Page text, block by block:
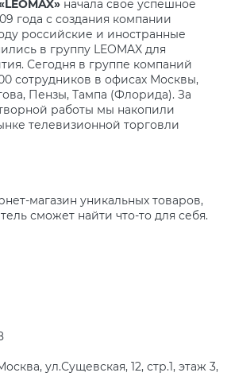
начала свое успешное
года с создания компании
российские и иностранные
в группу LEOMAX для
Сегодня в группе компаний
сотрудников в офисах Москвы,
Пензы, Тампа (Флорида). За
работы мы накопили
телевизионной торговли
магазин уникальных товаров,
сможет найти что-то для себя.
ул.Сущевская, 12, стр.1, этаж 3,